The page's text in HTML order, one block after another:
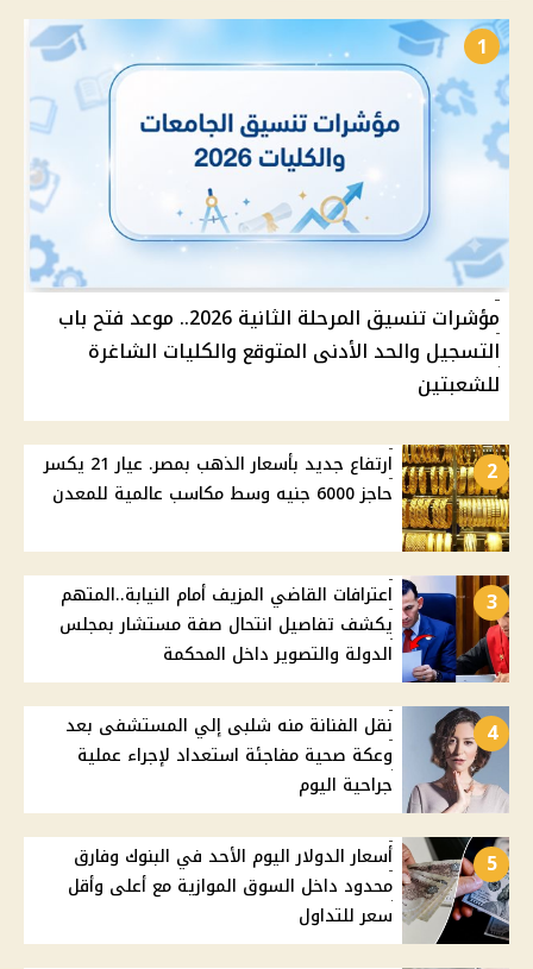
1
مؤشرات تنسيق المرحلة الثانية 2026.. موعد فتح باب
التسجيل والحد الأدنى المتوقع والكليات الشاغرة
للشعبتين
2
ارتفاع جديد بأسعار الذهب بمصر. عيار 21 يكسر
حاجز 6000 جنيه وسط مكاسب عالمية للمعدن
3
اعترافات القاضي المزيف أمام النيابة..المتهم
يكشف تفاصيل انتحال صفة مستشار بمجلس
الدولة والتصوير داخل المحكمة
4
نقل الفنانة منه شلبى إلي المستشفى بعد
وعكة صحية مفاجئة استعداد لإجراء عملية
جراحية اليوم
5
أسعار الدولار اليوم الأحد في البنوك وفارق
محدود داخل السوق الموازية مع أعلى وأقل
سعر للتداول